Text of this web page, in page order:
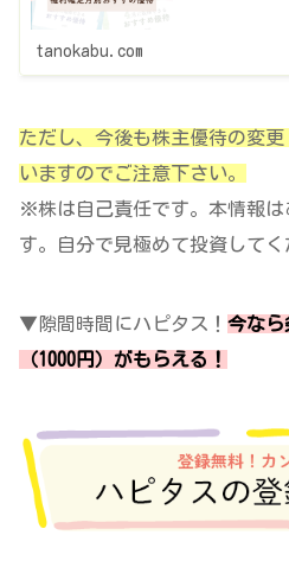
tanokabu.com
ただし、今後も株主優待の変
いますのでご注意下さい。
※株は自己責任です。本情報は
す。自分で見極めて投資してく
▼隙間時間にハピタス！ 今なら
（1000円）がもらえる！